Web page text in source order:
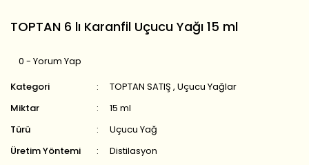
TOPTAN 6 lı Karanfil Uçucu Yağı 15 ml
0 - Yorum Yap
Kategori
TOPTAN SATIŞ ,Uçucu Yağlar
Miktar
15 ml
Türü
Uçucu Yağ
Üretim Yöntemi
Distilasyon